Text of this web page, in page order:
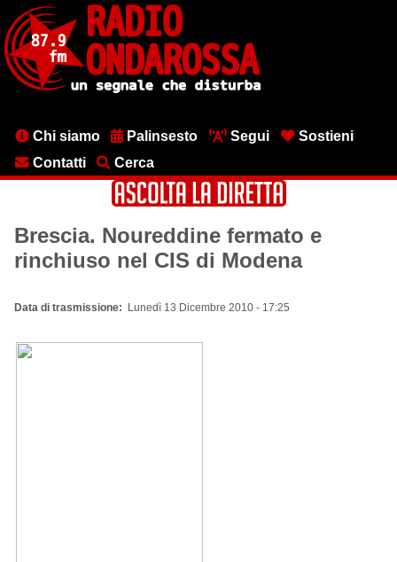
contenuto
principale
MenuChi siamo Palinsesto Segui
Sostieni
Contatti
Cerca
Brescia. Noureddine fermato e
rinchiuso nel CIS di Modena
Data di trasmissione Lunedì 13 Dicembre 2010 - 17:25